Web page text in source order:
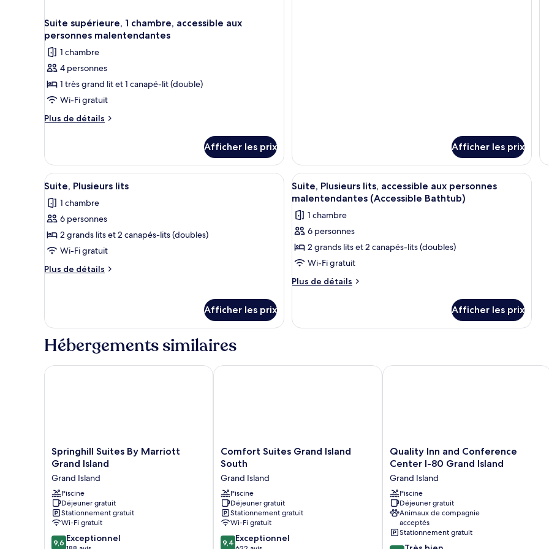
Suite supérieure, 1 chambre, accessible aux
personnes malentendantes
1 chambre
4 personnes
1 très grand lit et 1 canapé-lit (double)
Wi-Fi gratuit
Plus de détails
Plus
Suite
supérieure,
1
accessible
aux
malentendantes
Afficher les prix Afficher les prix
Afficher
toutes
les
photos
pour
ce
type
de
Plusieurs
Une chambre d’hôtel avec deux lits, un bureau, une chaise et une porte.
3
Suite, Plusieurs lits
1 chambre
6 personnes
2 grands lits et 2 canapés-lits (doubles)
Wi-Fi gratuit
Plus de détails
Plus
Plusieurs
Afficher les prix
Afficher
toutes
les
photos
pour
ce
type
de
Plusieurs
aux
Une chambre d’hôtel avec un
2
Suite, Plusieurs lits, accessible aux personnes
malentendantes (Accessible Bathtub)
1 chambre
6 personnes
2 grands lits et 2 canapés-lits (doubles)
Wi-Fi gratuit
Plus de détails
Plus
Suite,
aux
Afficher les prix
Hébergements similaires
Springhill
Suites
Marriott
Grand
Island
Grand
Island
Springhill Suites By Marriott
Grand Island
Grand Island
Piscine
Déjeuner gratuit
Stationnement gratuit
Wi-Fi gratuit
9.6
9,6 Exceptionnel
Springhill Suites By Marriott Grand Island
Comfort
Suites
Island
South
Grand
Island
Comfort Suites Grand Island
South
Grand Island
Piscine
Déjeuner gratuit
Stationnement gratuit
Wi-Fi gratuit
9.4
9,4 Exceptionnel
Comfort Suites Grand Island South
Quality
Inn
Conference
Center
I-
80
Grand
Island
Quality Inn and Conference
Center I-80 Grand Island
Grand Island
Piscine
Déjeuner gratuit
Animaux de compagnie
acceptés
Stationnement gratuit
Quality Inn and Conference Center I-